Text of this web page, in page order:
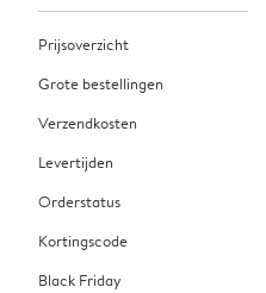
Prijsoverzicht
Grote bestellingen
Verzendkosten
Levertijden
Orderstatus
Kortingscode
Black Friday